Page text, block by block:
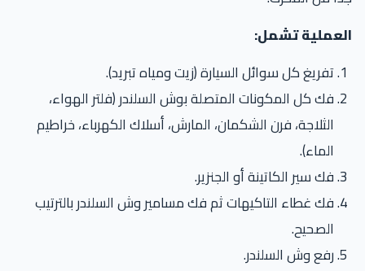
تشمل:
تفريغ كل سوائل السيارة (زيت ومياه تبريد).
فك كل المكونات المتصلة بوش السلندر (فلتر الهواء،
الثلاجة، فرن الشكمان، المارش، أسلاك الكهرباء، خراطيم
الماء).
فك سير الكاتينة أو الجنزير.
فك غطاء التاكيهات ثم فك مسامير وش السلندر بالترتيب
الصحيح.
رفع وش السلندر.